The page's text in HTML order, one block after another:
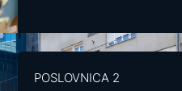
POSLOVNICA 2